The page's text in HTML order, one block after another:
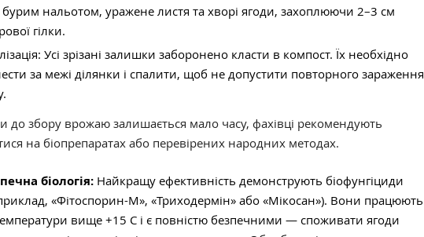
нальотом, уражене листя та хворі ягоди, захоплюючи 2–3 см
гілки.
Усі зрізані залишки заборонено класти в компост. Їх необхідно
за межі ділянки і спалити, щоб не допустити повторного зараження
до збору врожаю залишається мало часу, фахівці рекомендують
на біопрепаратах або перевірених народних методах.
біологія: Найкращу ефективність демонструють біофунгіциди
«Фітоспорин-М», «Триходермін» або «Мікосан»). Вони працюють
вище +15 C і є повністю безпечними — споживати ягоди